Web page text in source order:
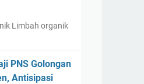
Limbah organik
PNS Golongan
Antisipasi